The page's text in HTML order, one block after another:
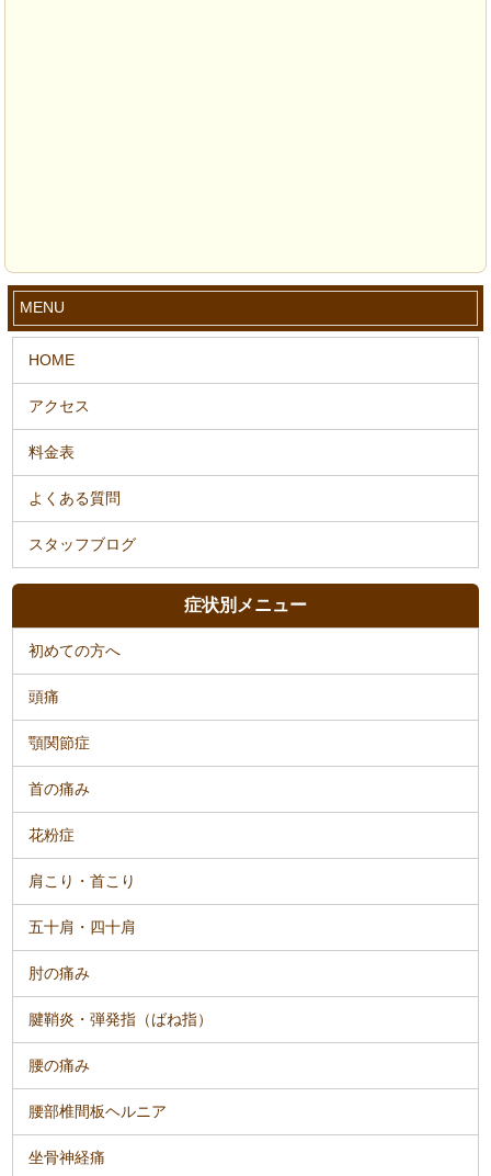
MENU
症状別メニュー
初めての方へ
頭痛
顎関節症
首の痛み
花粉症
肩こり・首こり
五十肩・四十肩
肘の痛み
腱鞘炎・弾発指（ばね指）
腰の痛み
腰部椎間板ヘルニア
坐骨神経痛